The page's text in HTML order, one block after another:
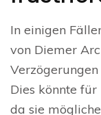
In einigen
von Diemer
Dies könnte
da sie